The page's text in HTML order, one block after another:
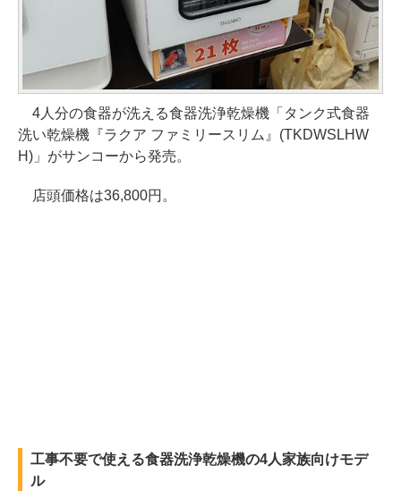
4人分の食器が洗える食器洗浄乾燥機「タンク式食器
洗い乾燥機『ラクア ファミリースリム』(TKDWSLHW
H)」がサンコーから発売。
店頭価格は36,800円。
工事不要で使える食器洗浄乾燥機の4人家族向けモデ
ル